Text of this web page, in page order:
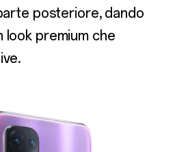
posteriore, dando
look premium che